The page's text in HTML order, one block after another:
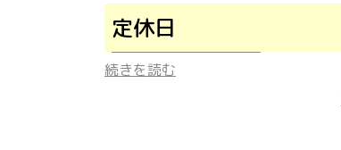
定休日
続きを読む